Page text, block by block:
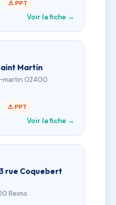
⚠ PPT
Voir la fiche →
Martin
martin 02400
⚠ PPT
Voir la fiche →
rue Coquebert
Reims